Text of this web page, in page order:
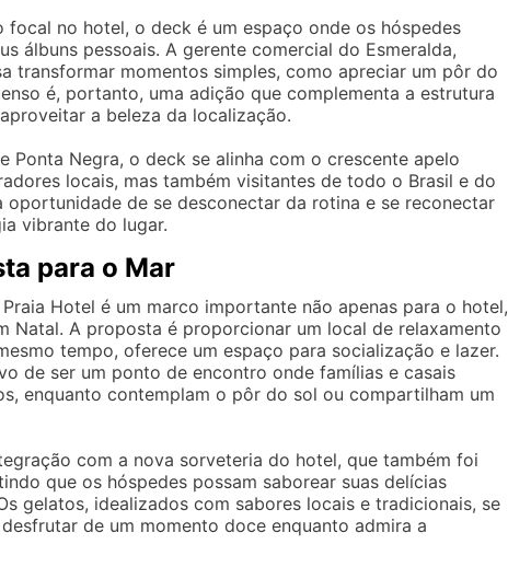
no hotel, o deck é um espaço onde os hóspedes
álbuns pessoais. A gerente comercial do Esmeralda,
transformar momentos simples, como apreciar um pôr do
é, portanto, uma adição que complementa a estrutura
a beleza da localização.
Negra, o deck se alinha com o crescente apelo
locais, mas também visitantes de todo o Brasil e do
de se desconectar da rotina e se reconectar
vibrante do lugar.
para o Mar
Hotel é um marco importante não apenas para o hotel,
Natal. A proposta é proporcionar um local de relaxamento
tempo, oferece um espaço para socialização e lazer.
de ser um ponto de encontro onde famílias e casais
enquanto contemplam o pôr do sol ou compartilham um
com a nova sorveteria do hotel, que também foi
que os hóspedes possam saborear suas delícias
gelatos, idealizados com sabores locais e tradicionais, se
de um momento doce enquanto admira a